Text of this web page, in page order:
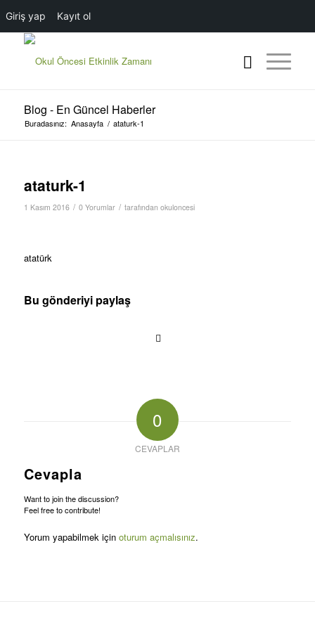
Giriş yap Kayıt ol
Blog - En Güncel Haberler
Buradasınız: Anasayfa / ataturk-1
ataturk-1
1 Kasım 2016 / 0 Yorumlar / tarafından okuloncesi
atatürk
Bu gönderiyi paylaş
0
CEVAPLAR
Cevapla
Want to join the discussion?
Feel free to contribute!
Yorum yapabilmek için oturum açmalısınız.